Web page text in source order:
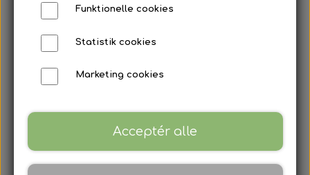
Malerier
Plakater
Blog
Om
Funktionelle cookies
Statistik cookies
Marketing cookies
Acceptér alle